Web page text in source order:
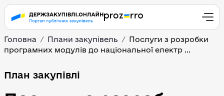
Головна Плани закупівель
Послуги з розробки
програмних модулів до національної електр ...
План закупівлі